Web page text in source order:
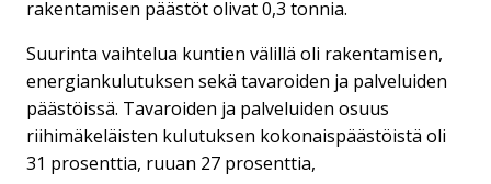
rakentamisen päästöt olivat 0,3 tonnia.
Suurinta vaihtelua kuntien välillä oli rakentamisen,
energiankulutuksen sekä tavaroiden ja palveluiden
päästöissä. Tavaroiden ja palveluiden osuus
riihimäkeläisten kulutuksen kokonaispäästöistä oli
31 prosenttia, ruuan 27 prosenttia,